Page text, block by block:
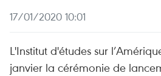
17/01/2020 10:01
L'Institut d'études sur
janvier la cérémonie de